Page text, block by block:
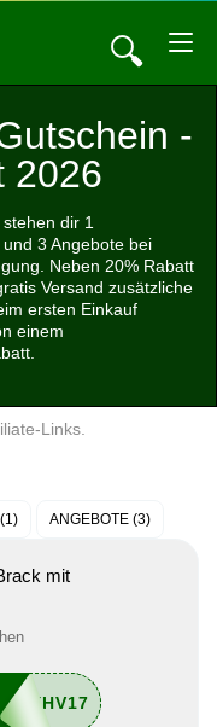
🔍
-
2026
dir 1
3 Angebote bei
Neben 20% Rabatt
Versand zusätzliche
ersten Einkauf
einem
Links.
ANGEBOTE (3)
mit